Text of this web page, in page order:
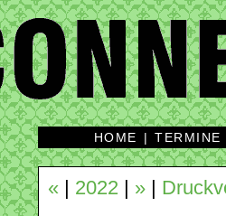
HOME |TERMINE
« 2022 »